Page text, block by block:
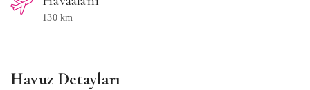
130 km
Havuz Detayları